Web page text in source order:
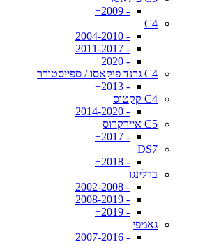
- 2009+
C4
- 2004-2010
- 2011-2017
- 2020+
C4 גרנד פיקאסו / ספייסטורר
- 2013+
C4 קקטוס
- 2014-2020
C5 איירקרוס
- 2017+
DS7
- 2018+
ברלינגו
- 2002-2008
- 2008-2019
- 2019+
גאמפי
- 2007-2016